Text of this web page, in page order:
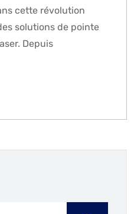
cette révolution
solutions de pointe
Depuis